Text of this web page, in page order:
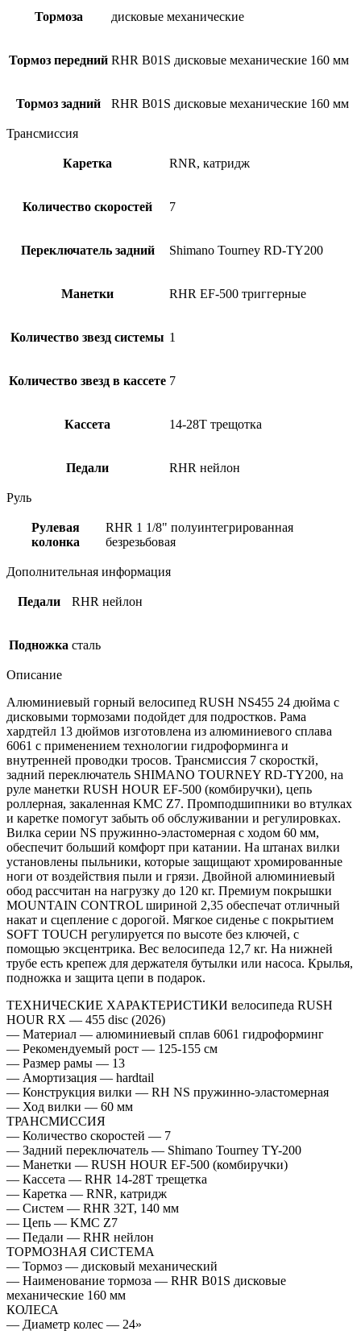
Тормоза дисковые механические
Тормоз передний RHR B01S дисковые механические 160 мм
Тормоз задний RHR B01S дисковые механические 160 мм
Трансмиссия
Каретка RNR, катридж
Количество скоростей 7
Переключатель задний Shimano Tourney RD-TY200
Манетки RHR EF-500 триггерные
Количество звезд системы 1
Количество звезд в кассете 7
Кассета 14-28T трещотка
Педали RHR нейлон
Руль
Рулевая
колонка
RHR 1 1/8" полуинтегрированная
безрезьбовая
Дополнительная информация
Педали RHR нейлон
Подножка сталь
Описание
Алюминиевый горный велосипед RUSH NS455 24 дюйма с
дисковыми тормозами подойдет для подростков. Рама
хардтейл 13 дюймов изготовлена из алюминиевого сплава
6061 с применением технологии гидроформинга и
внутренней проводки тросов. Трансмиссия 7 скоросткй,
задний переключатель SHIMANO TOURNEY RD-TY200, на
руле манетки RUSH HOUR EF-500 (комбиручки), цепь
роллерная, закаленная KMC Z7. Промподшипники во втулках
и каретке помогут забыть об обслуживании и регулировках.
Вилка серии NS пружинно-эластомерная с ходом 60 мм,
обеспечит больший комфорт при катании. На штанах вилки
установлены пыльники, которые защищают хромированные
ноги от воздействия пыли и грязи. Двойной алюминиевый
обод рассчитан на нагрузку до 120 кг. Премиум покрышки
MOUNTAIN CONTROL шириной 2,35 обеспечат отличный
накат и сцепление с дорогой. Мягкое сиденье с покрытием
SOFT TOUCH регулируется по высоте без ключей, с
помощью эксцентрика. Вес велосипеда 12,7 кг. На нижней
трубе есть крепеж для держателя бутылки или насоса. Крылья,
подножка и защита цепи в подарок.
ТЕХНИЧЕСКИЕ ХАРАКТЕРИСТИКИ велосипеда RUSH
HOUR RX — 455 disc (2026)
— Материал — алюминиевый сплав 6061 гидроформинг
— Рекомендуемый рост — 125-155 см
— Размер рамы — 13
— Амортизация — hardtail
— Конструкция вилки — RH NS пружинно-эластомерная
— Ход вилки — 60 мм
ТРАНСМИССИЯ
— Количество скоростей — 7
— Задний переключатель — Shimano Tourney TY-200
— Манетки — RUSH HOUR EF-500 (комбиручки)
— Кассета — RHR 14-28T трещетка
— Каретка — RNR, катридж
— Систем — RHR 32T, 140 мм
— Цепь — KMC Z7
— Педали — RHR нейлон
ТОРМОЗНАЯ СИСТЕМА
— Тормоз — дисковый механический
— Наименование тормоза — RHR B01S дисковые
механические 160 мм
КОЛЕСА
— Диаметр колес — 24»